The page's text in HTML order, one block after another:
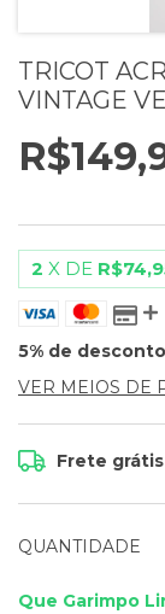
TRICOT
VINTAGE
2 X DE
5% de desconto
VER MEIOS DE
Frete grátis
QUANTIDADE
Que Garimpo